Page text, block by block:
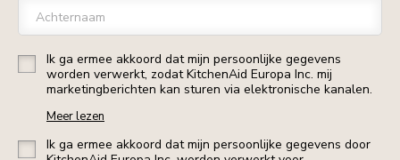
Achternaam
Ik ga ermee akkoord dat mijn persoonlijke gegevens
worden verwerkt, zodat KitchenAid Europa Inc. mij
marketingberichten kan sturen via elektronische kanalen.
Meer lezen
Ik ga ermee akkoord dat mijn persoonlijke gegevens door